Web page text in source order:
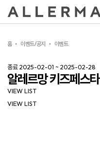
홈 이벤트/공지 이벤트
종료 2025-02-01 ~ 2025-02-28
알레르망 키즈페스타
VIEW LIST
VIEW LIST